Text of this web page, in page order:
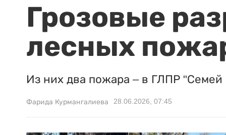
Грозовые
лесных
Из них два пожара – в ГЛПР
Фарида Курмангалиева 28.06.2026, 07:45